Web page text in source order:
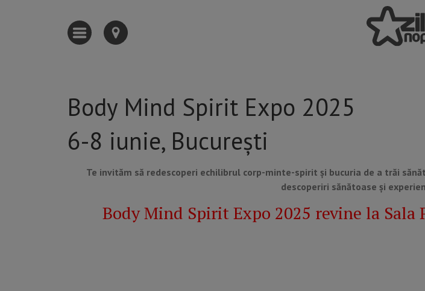
Body Mind Spirit Expo 2025
6-8 iunie, București
Te invităm să redescoperi echilibrul corp-minte-spirit și bucuria de a trăi
descoperiri sănătoase și
Body Mind Spirit Expo 2025 revine la